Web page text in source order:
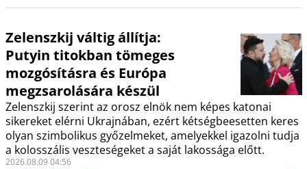
Zelenszkij váltig állítja:
Putyin titokban tömeges
mozgósításra és Európa
megzsarolására készül
Zelenszkij szerint az orosz elnök nem képes katonai
sikereket elérni Ukrajnában, ezért kétségbeesetten keres
olyan szimbolikus győzelmeket, amelyekkel igazolni tudja
a kolosszális veszteségeket a saját lakossága előtt.
2026.08.09 04:56